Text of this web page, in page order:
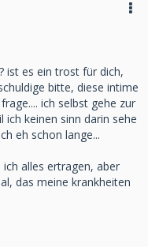
ist es ein trost für dich,
bitte, diese intime
ich selbst gehe zur
keinen sinn darin sehe
eh schon lange...
alles ertragen, aber
das meine krankheiten